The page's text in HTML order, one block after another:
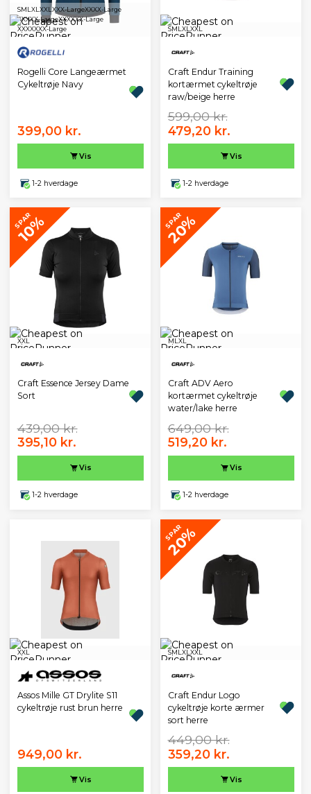
SM LXLXXLXXX-LargeXXXX-Large
XXXXX-LargeXXXXXX-Large
XXXXXXX-Large
Rogelli Core Langeærmet
Cykeltrøje Navy
399,00 kr.
Vis
1-2 hverdage
SM LXLXXL
Craft Endur Training
kortærmet cykeltrøje
raw/beige herre
599,00 kr.
479,20 kr.
Vis
1-2 hverdage
SPAR
10%
XXL
Craft Essence Jersey Dame
Sort
439,00 kr.
395,10 kr.
Vis
1-2 hverdage
SPAR
20%
ML XL
Craft ADV Aero
kortærmet cykeltrøje
water/lake herre
649,00 kr.
519,20 kr.
Vis
1-2 hverdage
XXL
Assos Mille GT Drylite S11
cykeltrøje rust brun herre
949,00 kr.
Vis
SPAR
20%
SM LXLXXL
Craft Endur Logo
cykeltrøje korte ærmer
sort herre
449,00 kr.
359,20 kr.
Vis